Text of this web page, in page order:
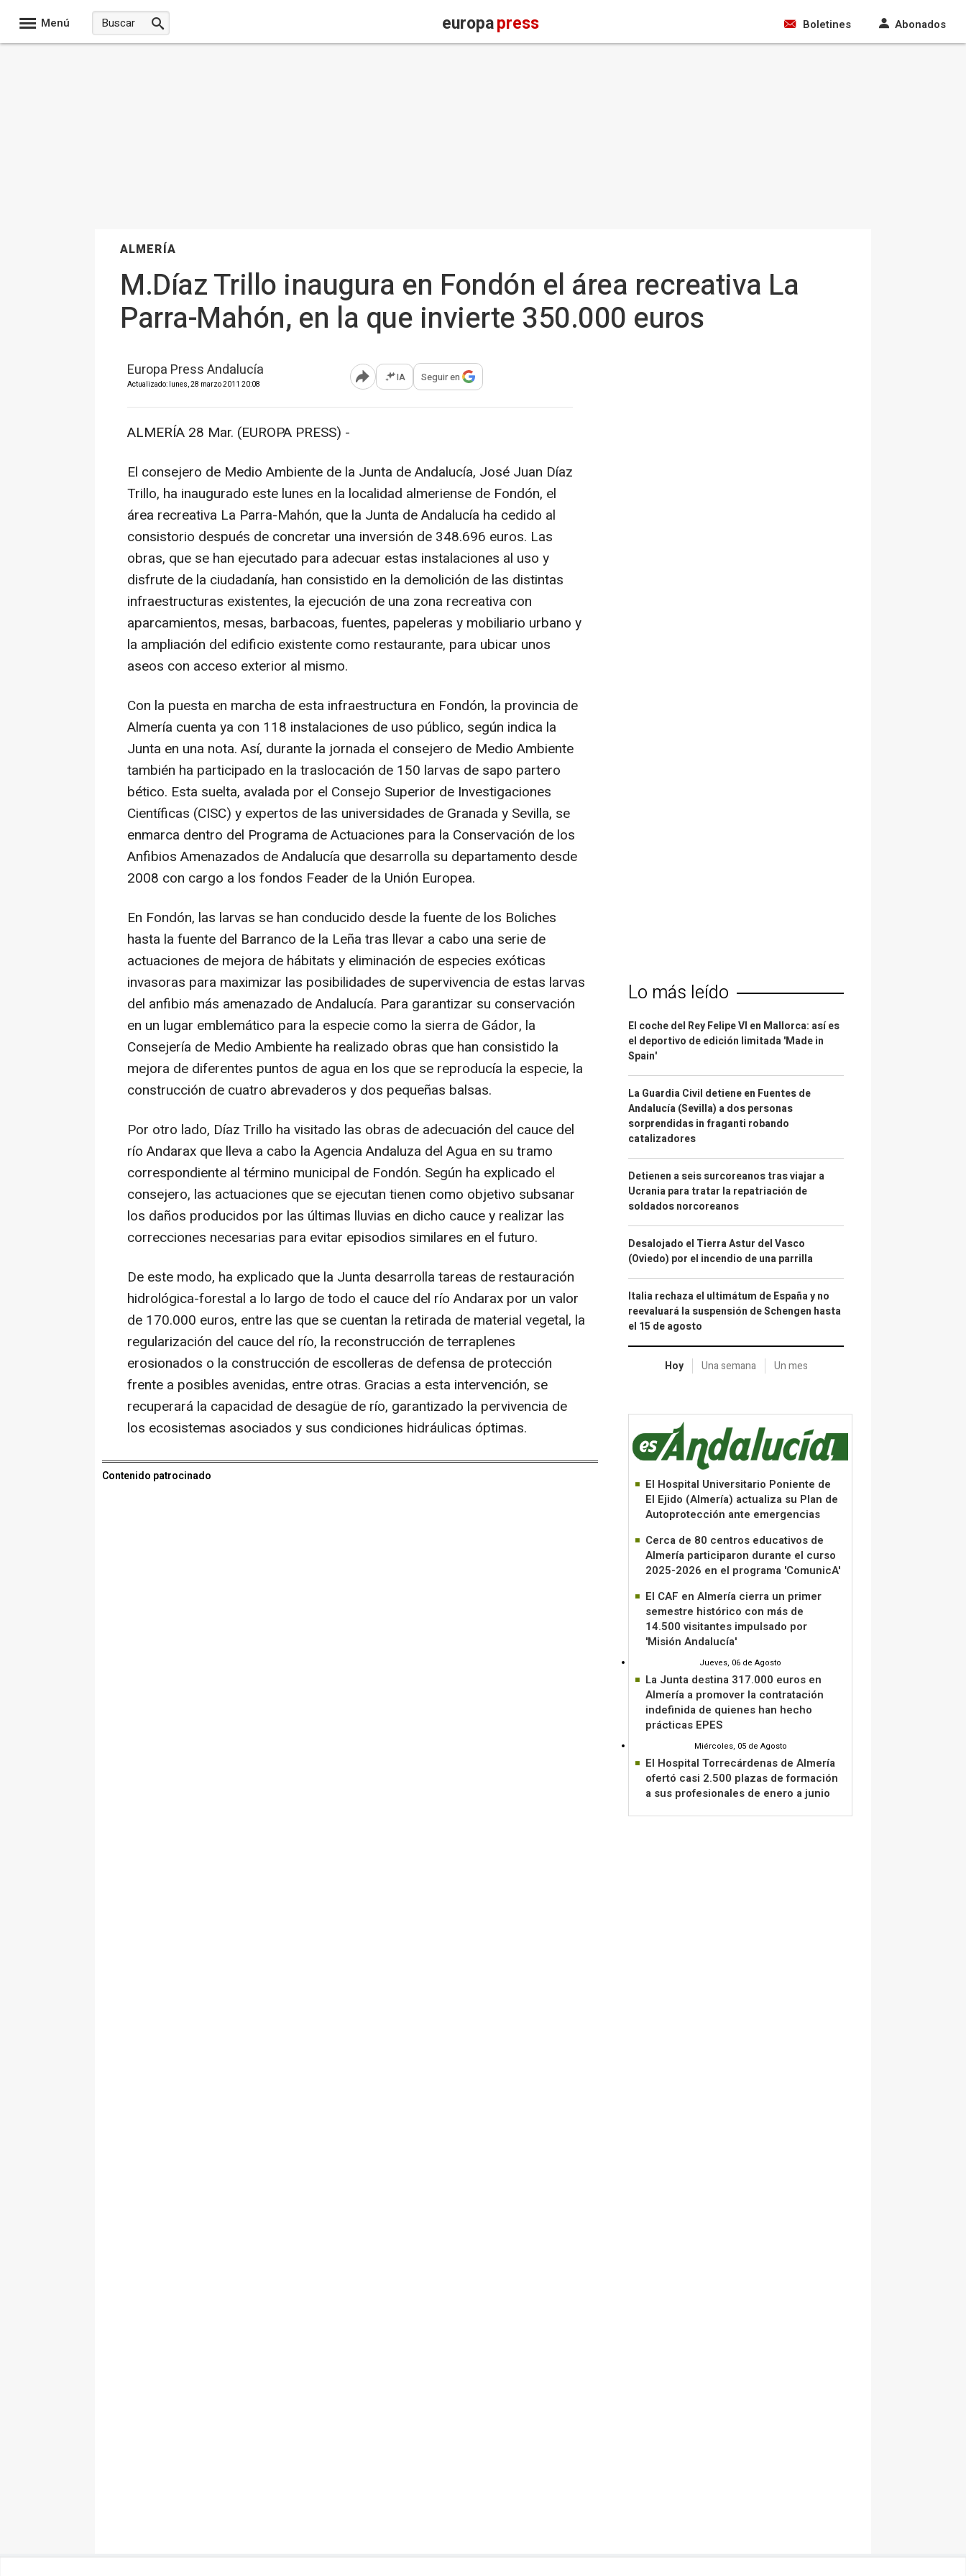
Menú europapress Boletines Abonados
ALMERÍA
M.Díaz Trillo inaugura en Fondón el área recreativa La
Parra-Mahón, en la que invierte 350.000 euros
Europa Press Andalucía
Actualizado: lunes, 28 marzo 2011 20:08 Abrir opciones para compartir
IA Seguir en
ALMERÍA 28 Mar. (EUROPA PRESS) -
El consejero de Medio Ambiente de la Junta de Andalucía, José Juan Díaz
Trillo, ha inaugurado este lunes en la localidad almeriense de Fondón, el
área recreativa La Parra-Mahón, que la Junta de Andalucía ha cedido al
consistorio después de concretar una inversión de 348.696 euros. Las
obras, que se han ejecutado para adecuar estas instalaciones al uso y
disfrute de la ciudadanía, han consistido en la demolición de las distintas
infraestructuras existentes, la ejecución de una zona recreativa con
aparcamientos, mesas, barbacoas, fuentes, papeleras y mobiliario urbano y
la ampliación del edificio existente como restaurante, para ubicar unos
aseos con acceso exterior al mismo.
Con la puesta en marcha de esta infraestructura en Fondón, la provincia de
Almería cuenta ya con 118 instalaciones de uso público, según indica la
Junta en una nota. Así, durante la jornada el consejero de Medio Ambiente
también ha participado en la traslocación de 150 larvas de sapo partero
bético. Esta suelta, avalada por el Consejo Superior de Investigaciones
Científicas (CISC) y expertos de las universidades de Granada y Sevilla, se
enmarca dentro del Programa de Actuaciones para la Conservación de los
Anfibios Amenazados de Andalucía que desarrolla su departamento desde
2008 con cargo a los fondos Feader de la Unión Europea.
En Fondón, las larvas se han conducido desde la fuente de los Boliches
hasta la fuente del Barranco de la Leña tras llevar a cabo una serie de
actuaciones de mejora de hábitats y eliminación de especies exóticas
invasoras para maximizar las posibilidades de supervivencia de estas larvas
del anfibio más amenazado de Andalucía. Para garantizar su conservación
en un lugar emblemático para la especie como la sierra de Gádor, la
Consejería de Medio Ambiente ha realizado obras que han consistido la
mejora de diferentes puntos de agua en los que se reproducía la especie, la
construcción de cuatro abrevaderos y dos pequeñas balsas.
Por otro lado, Díaz Trillo ha visitado las obras de adecuación del cauce del
río Andarax que lleva a cabo la Agencia Andaluza del Agua en su tramo
correspondiente al término municipal de Fondón. Según ha explicado el
consejero, las actuaciones que se ejecutan tienen como objetivo subsanar
los daños producidos por las últimas lluvias en dicho cauce y realizar las
correcciones necesarias para evitar episodios similares en el futuro.
De este modo, ha explicado que la Junta desarrolla tareas de restauración
hidrológica-forestal a lo largo de todo el cauce del río Andarax por un valor
de 170.000 euros, entre las que se cuentan la retirada de material vegetal, la
regularización del cauce del río, la reconstrucción de terraplenes
erosionados o la construcción de escolleras de defensa de protección
frente a posibles avenidas, entre otras. Gracias a esta intervención, se
recuperará la capacidad de desagüe de río, garantizado la pervivencia de
los ecosistemas asociados y sus condiciones hidráulicas óptimas.
Contenido patrocinado
Lo más leído
El coche del Rey Felipe VI en Mallorca: así es
el deportivo de edición limitada 'Made in
Spain'
La Guardia Civil detiene en Fuentes de
Andalucía (Sevilla) a dos personas
sorprendidas in fraganti robando
catalizadores
Detienen a seis surcoreanos tras viajar a
Ucrania para tratar la repatriación de
soldados norcoreanos
Desalojado el Tierra Astur del Vasco
(Oviedo) por el incendio de una parrilla
Italia rechaza el ultimátum de España y no
reevaluará la suspensión de Schengen hasta
el 15 de agosto
Hoy Una semana Un mes
El Hospital Universitario Poniente de
El Ejido (Almería) actualiza su Plan de
Autoprotección ante emergencias
Cerca de 80 centros educativos de
Almería participaron durante el curso
2025-2026 en el programa 'ComunicA'
El CAF en Almería cierra un primer
semestre histórico con más de
14.500 visitantes impulsado por
'Misión Andalucía'
Jueves, 06 de Agosto
La Junta destina 317.000 euros en
Almería a promover la contratación
indefinida de quienes han hecho
prácticas EPES
Miércoles, 05 de Agosto
El Hospital Torrecárdenas de Almería
ofertó casi 2.500 plazas de formación
a sus profesionales de enero a junio